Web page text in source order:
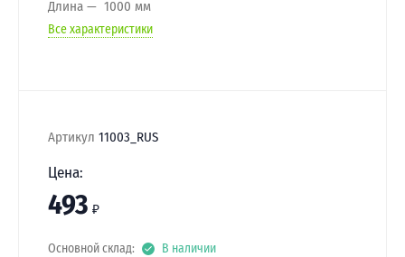
Длина
1000 мм
Все характеристики
Артикул 11003_RUS
Цена:
493 ₽
Основной склад: В наличии